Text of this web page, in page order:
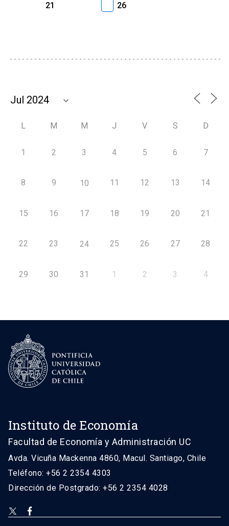
21
26
L M M J V S D
1 2 3 4 5 6 7
8 9 10 11 12 13 14
15 16 17 18 19 20 21
22 23 24 25 26 27 28
29 30 31 1 2 3 4
Instituto de Economía
Facultad de Economía y Administración UC
Avda. Vicuña Mackenna 4860, Macul. Santiago, Chile
Teléfono: +56 2 2354 4303
Dirección de Postgrado: +56 2 2354 4028